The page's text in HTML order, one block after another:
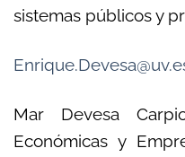
sistemas públicos y
Mar Devesa
Económicas y